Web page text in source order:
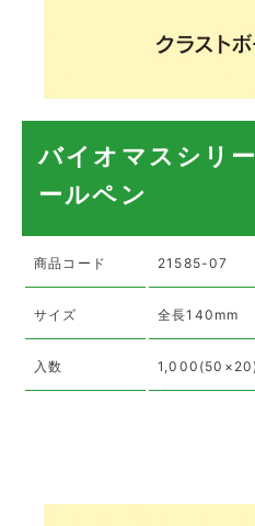
バイオマスシリ
ールペン
商品コード 21585-07
サイズ 全長140mm
入数 1,000(50×20)